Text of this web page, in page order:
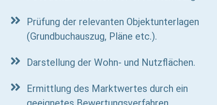
Prüfung der relevanten Objektunterlagen
(Grundbuchauszug, Pläne etc.).
Darstellung der Wohn- und Nutzflächen.
Ermittlung des Marktwertes durch ein